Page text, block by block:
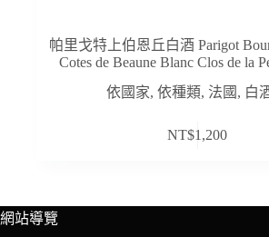
帕里戈特上伯恩丘白酒 Parigot
Cotes de Beaune Blanc Clos de la
依國家,依種類, 法國 , 白
NT$1,200
網站導覽